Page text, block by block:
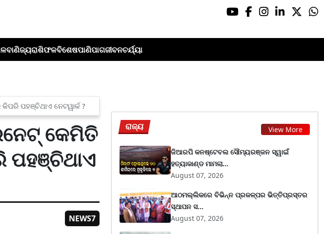
ବାଣିଜ୍ୟରାଶିଫଳବିଶେଷପାଣିପାଗଜୀବନଚର୍ଯ୍ୟା
ପହଞ୍ଚିଥାଏ ନେଟୱାର୍କ ?
କେମିତି
NEWS7
ରାଜ୍ୟ View More
ଜିଆରପି କନଷ୍ଟେବଲ ସୌମ୍ୟରଞ୍ଜନ ସ୍ୱାଇଁ
ହତ୍ୟାକାଣ୍ଡ ମାମଲା...
August 07, 2026
ଆଠମଲ୍ଲିକରେ ବିଭିନ୍ନ ପ୍ରକଳ୍ପର ଭିତ୍ତିପ୍ରସ୍ତର
ସ୍ଥାପନ ସ...
August 07, 2026